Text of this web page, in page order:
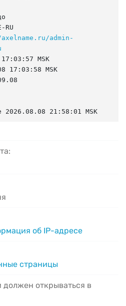
RU
admin-
MSK
17:03:58 MSK
2026.08.08 21:58:01 MSK
об IP-адресе
страницы
открываться в